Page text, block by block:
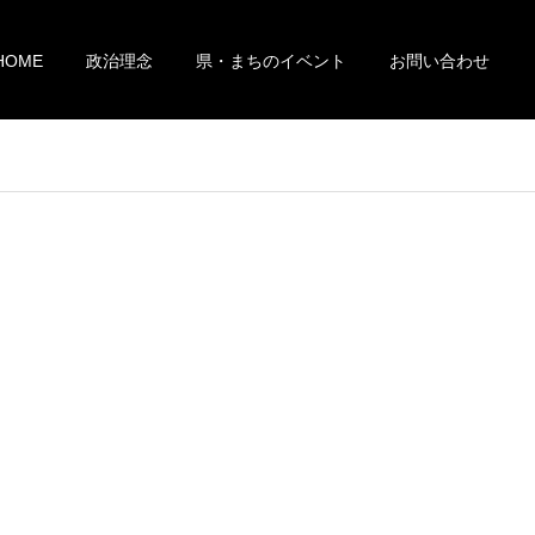
政治理念 県・まちのイベント お問い合わせ